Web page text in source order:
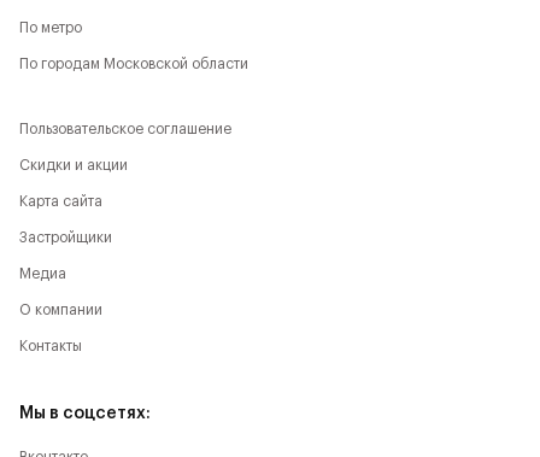
По метро
По городам Московской области
Пользовательское соглашение
Скидки и акции
Карта сайта
Застройщики
Медиа
О компании
Контакты
Мы в соцсетях: